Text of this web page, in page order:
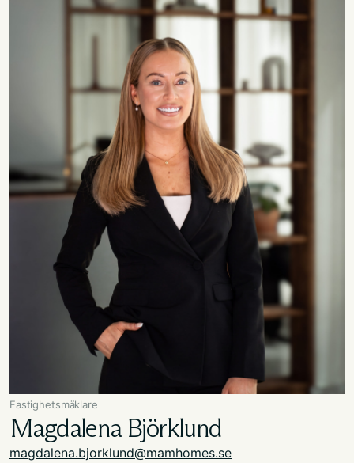
Fastighetsmäklare
​Magdalena Björklund
magdalena.bjorklund@mamhomes.se